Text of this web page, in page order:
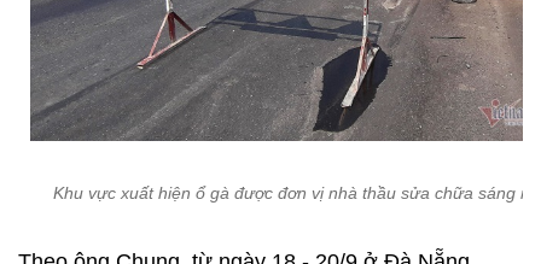
Khu vực xuất hiện ổ gà được đơn vị nhà thầu sửa chữa sáng